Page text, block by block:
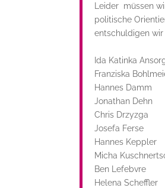
Leider müssen
politische
entschuldigen
Ida Katinka
Franziska
Hannes Damm
Jonathan Dehn
Chris Drzyzga
Josefa Ferse
Hannes Keppler
Micha
Ben Lefebvre
Helena Scheffler